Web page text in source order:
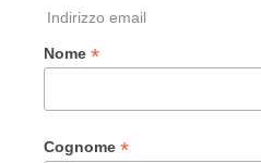
Indirizzo email
Nome *
Cognome *